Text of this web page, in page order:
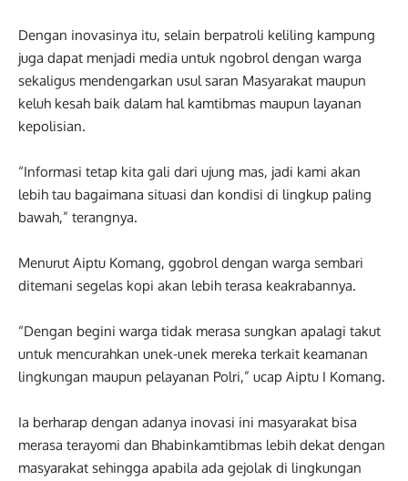
Dengan inovasinya itu, selain berpatroli keliling kampung
juga dapat menjadi media untuk ngobrol dengan warga
sekaligus mendengarkan usul saran Masyarakat maupun
keluh kesah baik dalam hal kamtibmas maupun layanan
kepolisian.
“Informasi tetap kita gali dari ujung mas, jadi kami akan
lebih tau bagaimana situasi dan kondisi di lingkup paling
bawah,” terangnya.
Menurut Aiptu Komang, ggobrol dengan warga sembari
ditemani segelas kopi akan lebih terasa keakrabannya.
“Dengan begini warga tidak merasa sungkan apalagi takut
untuk mencurahkan unek-unek mereka terkait keamanan
lingkungan maupun pelayanan Polri,” ucap Aiptu I Komang.
Ia berharap dengan adanya inovasi ini masyarakat bisa
merasa terayomi dan Bhabinkamtibmas lebih dekat dengan
masyarakat sehingga apabila ada gejolak di lingkungan